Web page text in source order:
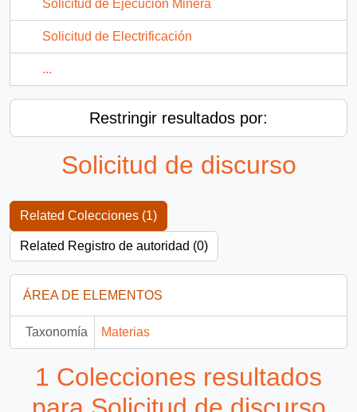
Solicitud de Ejecución Minera
Solicitud de Electrificación
...
Restringir resultados por:
Solicitud de discurso
Related Colecciones (1)
Related Registro de autoridad (0)
ÁREA DE ELEMENTOS
Taxonomía Materias
1 Colecciones resultados